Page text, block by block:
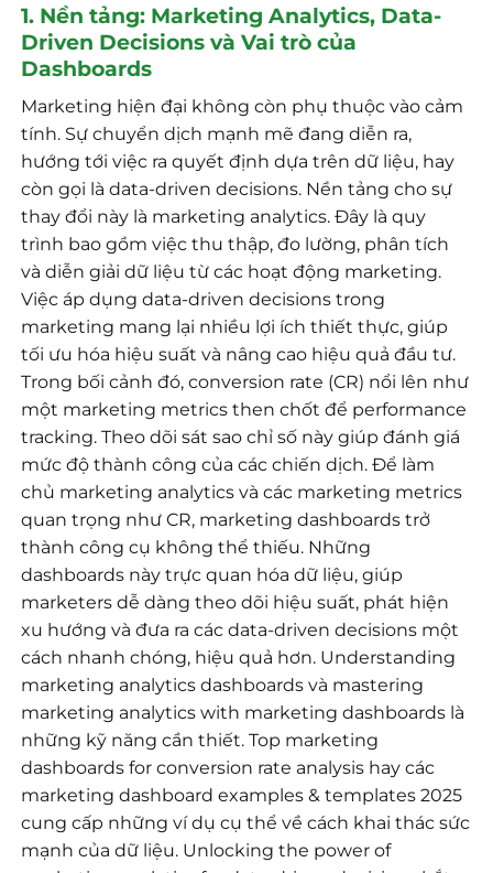
1. Nền tảng: Marketing Analytics, Data-
Driven Decisions và Vai trò của
Dashboards
Marketing hiện đại không còn phụ thuộc vào cảm
tính. Sự chuyển dịch mạnh mẽ đang diễn ra,
hướng tới việc ra quyết định dựa trên dữ liệu, hay
còn gọi là data-driven decisions. Nền tảng cho sự
thay đổi này là marketing analytics. Đây là quy
trình bao gồm việc thu thập, đo lường, phân tích
và diễn giải dữ liệu từ các hoạt động marketing.
Việc áp dụng data-driven decisions trong
marketing mang lại nhiều lợi ích thiết thực, giúp
tối ưu hóa hiệu suất và nâng cao hiệu quả đầu tư.
Trong bối cảnh đó, conversion rate (CR) nổi lên như
một marketing metrics then chốt để performance
tracking. Theo dõi sát sao chỉ số này giúp đánh giá
mức độ thành công của các chiến dịch. Để làm
chủ marketing analytics và các marketing metrics
quan trọng như CR, marketing dashboards trở
thành công cụ không thể thiếu. Những
dashboards này trực quan hóa dữ liệu, giúp
marketers dễ dàng theo dõi hiệu suất, phát hiện
xu hướng và đưa ra các data-driven decisions một
cách nhanh chóng, hiệu quả hơn. Understanding
marketing analytics dashboards và mastering
marketing analytics with marketing dashboards là
những kỹ năng cần thiết. Top marketing
dashboards for conversion rate analysis hay các
marketing dashboard examples & templates 2025
cung cấp những ví dụ cụ thể về cách khai thác sức
mạnh của dữ liệu. Unlocking the power of